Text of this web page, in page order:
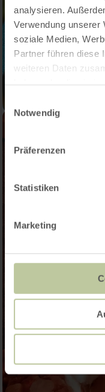
analysieren.
Verwendung unserer
soziale Medien,
Partner führen diese
weiteren Daten
Notwendig
Präferenzen
Statistiken
Marketing